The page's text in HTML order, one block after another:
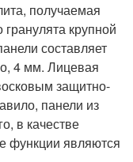
получаемая
крупной
составляет
4 мм. Лицевая
защитно-
панели из
в качестве
функции являются